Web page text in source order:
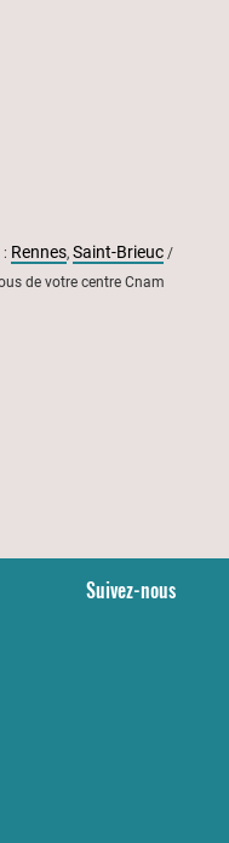
Rennes, Saint-Brieuc /
de votre centre Cnam
Suivez-nous